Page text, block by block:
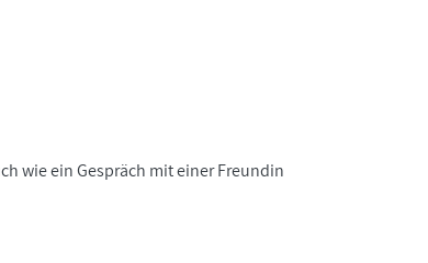
wie ein Gespräch mit einer Freundin